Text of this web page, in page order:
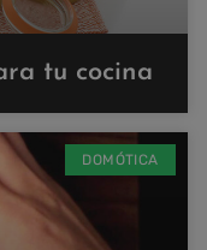
tu cocina
DOMÓTICA